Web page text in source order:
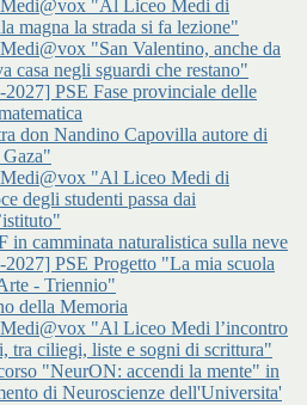
"Al Liceo Medi di
magna la strada si fa lezione"
"San Valentino, anche da
casa negli sguardi che restano"
PSE Fase provinciale delle
don Nandino Capovilla autore di
"Al Liceo Medi di
degli studenti passa dai
in camminata naturalistica sulla neve
PSE Progetto "La mia scuola
- Triennio"
della Memoria
"Al Liceo Medi l’incontro
tra ciliegi, liste e sogni di scrittura"
"NeurON: accendi la mente" in
di Neuroscienze dell'Universita'